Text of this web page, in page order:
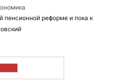
пенсионной реформе и пока к